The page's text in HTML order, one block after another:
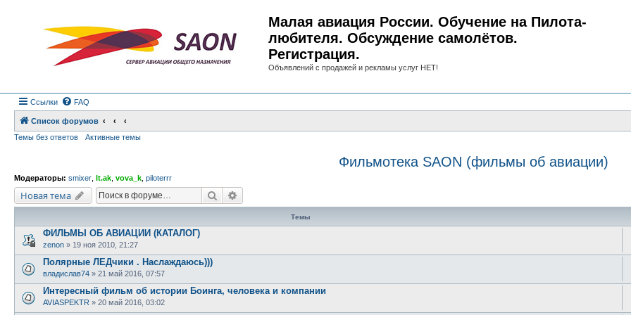
Малая авиация России. Обучение на Пилота-
любителя. Обсуждение самолётов.
Регистрация.
Объявлений с продажей и рекламы услуг НЕТ!
Ссылки FAQ
Список форумов
Темы без ответов
Активные темы
Фильмотека SAON (фильмы об авиации)
Модераторы: smixer lt.ak vova_k piloterrr
Новая тема Поиск
Темы
ФИЛЬМЫ ОБ АВИАЦИИ (КАТАЛОГ)
zenon » 19 ноя 2010, 21:27
Полярные ЛЕДчики . Наслаждаюсь)))
владислав74 » 21 май 2016, 07:57
Интересный фильм об истории Боинга, человека и компании
AVIASPEKTR » 20 май 2016, 03:02